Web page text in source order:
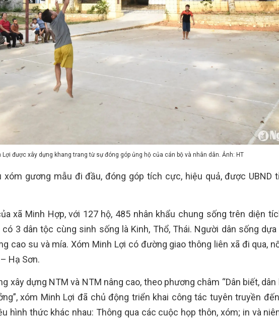
Lợi được xây dựng khang trang từ sự đóng góp ủng hộ của cán bộ và nhân dân. Ảnh: HT
gương mẫu đi đầu, đóng góp tích cực, hiệu quả, được UBND
xã Minh Hợp, với 127 hộ, 485 nhân khẩu chung sống trên diện
3 dân tộc cùng sinh sống là Kinh, Thổ, Thái. Người dân sống dựa
cao su và mía. Xóm Minh Lợi có đường giao thông liên xã đi qua,
Hạ Sơn.
xây dựng NTM và NTM nâng cao, theo phương châm “Dân biết, dân
xóm Minh Lợi đã chủ động triển khai công tác tuyên truyền
hình thức khác nhau: Thông qua các cuộc họp thôn, xóm; in và